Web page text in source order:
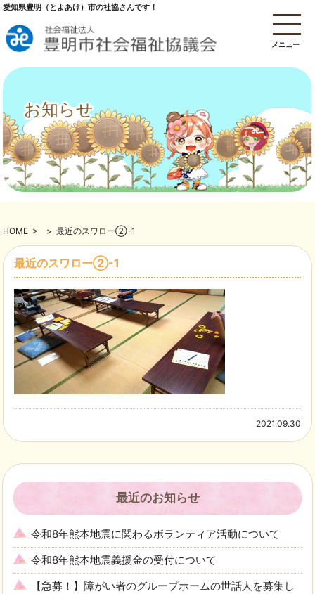
メニュー
愛知県豊明（とよあけ）市の社協さんです！
お知らせ
HOME > > 最近のスワロー②-1
最近のスワロー②-1
2021.09.30
最近のお知らせ
令和8年熊本地震に関わるボランティア活動について
令和8年熊本地震義援金の受付について
【急募！】障がい者のグループホームの世話人を募集し